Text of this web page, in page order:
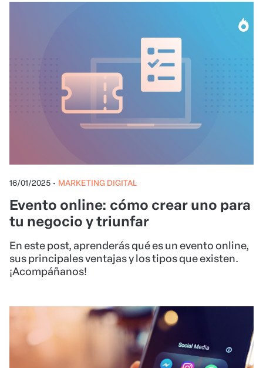
16/01/2025 • MARKETING DIGITAL
Evento online: cómo crear uno para
tu negocio y triunfar
En este post, aprenderás qué es un evento online,
sus principales ventajas y los tipos que existen.
¡Acompáñanos!